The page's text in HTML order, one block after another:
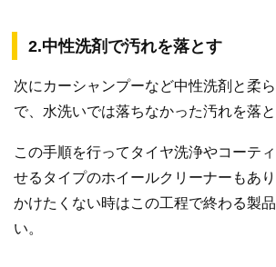
2.中性洗剤で汚れを落とす
次にカーシャンプーなど中性洗剤と柔
で、水洗いでは落ちなかった汚れを落と
この手順を行ってタイヤ洗浄やコーテ
せるタイプのホイールクリーナーもあ
かけたくない時はこの工程で終わる製
い。